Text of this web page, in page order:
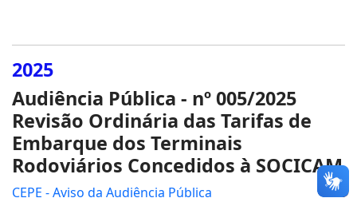
2025
Audiência Pública - nº 005/2025
Revisão Ordinária das Tarifas de
Embarque dos Terminais
Rodoviários Concedidos à SOCICAM
CEPE - Aviso da Audiência Pública